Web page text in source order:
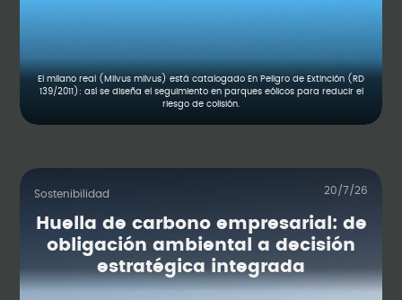
El milano real (Milvus milvus) está catalogado En Peligro de Extinción (RD
139/2011): así se diseña el seguimiento en parques eólicos para reducir el
riesgo de colisión.
Sostenibilidad 20/7/26
Huella de carbono empresarial: de
obligación ambiental a decisión
estratégica integrada